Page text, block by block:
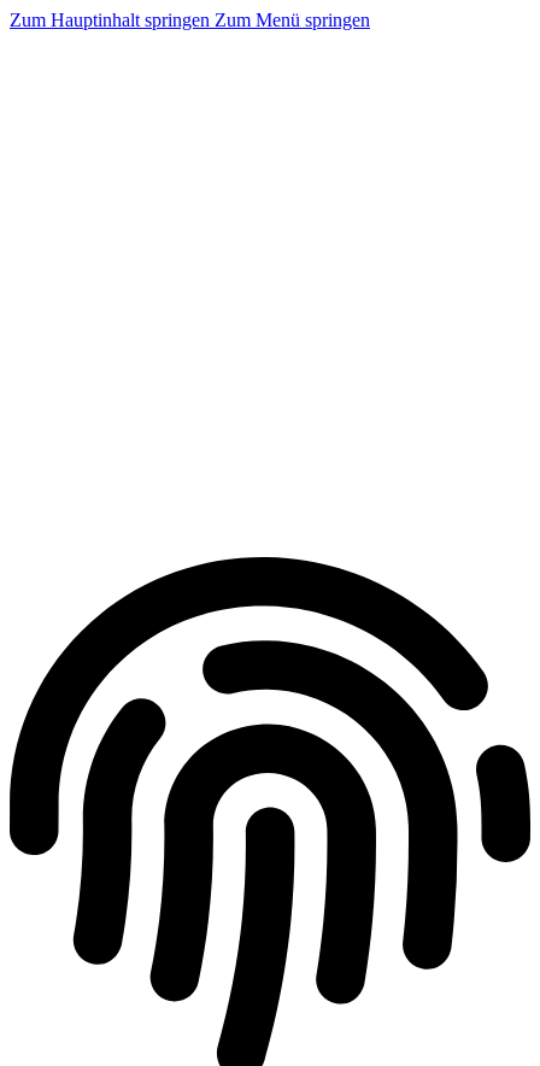
Zum Hauptinhalt springen Zum Menü springen